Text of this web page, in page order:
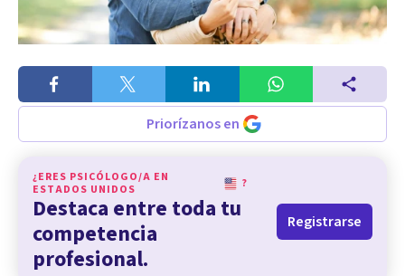
Priorízanos en
¿ERES PSICÓLOGO/A EN
ESTADOS UNIDOS
?
Destaca entre toda tu
competencia
profesional.
Registrarse